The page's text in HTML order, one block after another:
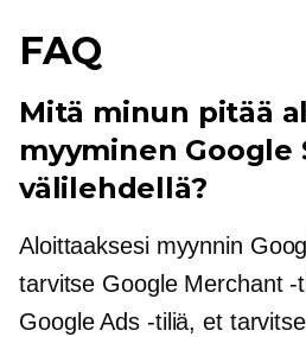
FAQ
Mitä minun pitää
myyminen Google
välilehdellä?
Aloittaaksesi myynnin
tarvitse Google Merchant -
Google Ads -tiliä, et tarvitse